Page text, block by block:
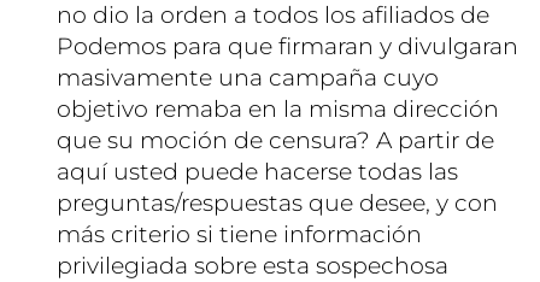
no dio la orden a todos los afiliados de
Podemos para que firmaran y divulgaran
masivamente una campaña cuyo
objetivo remaba en la misma dirección
que su moción de censura? A partir de
aquí usted puede hacerse todas las
preguntas/respuestas que desee, y con
más criterio si tiene información
privilegiada sobre esta sospechosa